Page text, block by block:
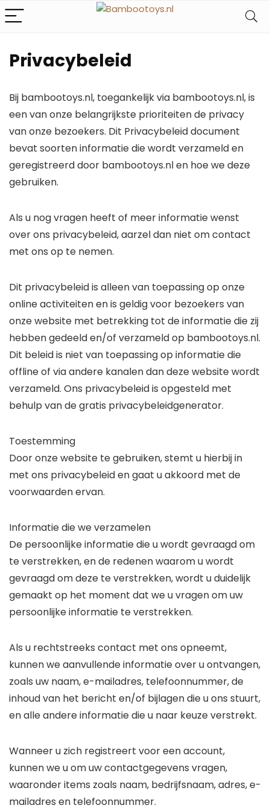
Privacybeleid
Bij bambootoys.nl, toegankelijk via bambootoys.nl, is
een van onze belangrijkste prioriteiten de privacy
van onze bezoekers. Dit Privacybeleid document
bevat soorten informatie die wordt verzameld en
geregistreerd door bambootoys.nl en hoe we deze
gebruiken.
Als u nog vragen heeft of meer informatie wenst
over ons privacybeleid, aarzel dan niet om contact
met ons op te nemen.
Dit privacybeleid is alleen van toepassing op onze
online activiteiten en is geldig voor bezoekers van
onze website met betrekking tot de informatie die zij
hebben gedeeld en/of verzameld op bambootoys.nl.
Dit beleid is niet van toepassing op informatie die
offline of via andere kanalen dan deze website wordt
verzameld. Ons privacybeleid is opgesteld met
behulp van de gratis privacybeleidgenerator.
Toestemming
Door onze website te gebruiken, stemt u hierbij in
met ons privacybeleid en gaat u akkoord met de
voorwaarden ervan.
Informatie die we verzamelen
De persoonlijke informatie die u wordt gevraagd om
te verstrekken, en de redenen waarom u wordt
gevraagd om deze te verstrekken, wordt u duidelijk
gemaakt op het moment dat we u vragen om uw
persoonlijke informatie te verstrekken.
Als u rechtstreeks contact met ons opneemt,
kunnen we aanvullende informatie over u ontvangen,
zoals uw naam, e-mailadres, telefoonnummer, de
inhoud van het bericht en/of bijlagen die u ons stuurt,
en alle andere informatie die u naar keuze verstrekt.
Wanneer u zich registreert voor een account,
kunnen we u om uw contactgegevens vragen,
waaronder items zoals naam, bedrijfsnaam, adres, e-
mailadres en telefoonnummer.